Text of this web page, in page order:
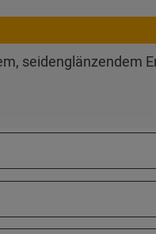
seidenglänzendem